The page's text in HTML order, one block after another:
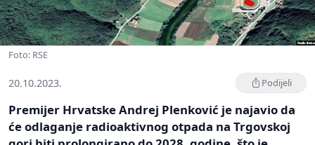
Foto: RSE
20.10.2023. Podijeli
Premijer Hrvatske Andrej Plenković je najavio da
će odlaganje radioaktivnog otpada na Trgovskoj